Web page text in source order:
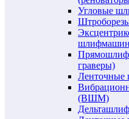
Угловые
граверы)
(ВШМ)